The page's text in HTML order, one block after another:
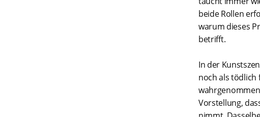
beide Rollen
warum dieses
betrifft.
In der
noch als tödlich
Vorstellung,